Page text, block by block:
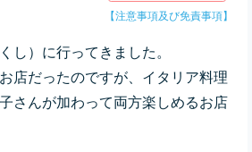
【注意事項及び免責事項】
し）に行ってきました。
店だったのですが、イタリア料理
さんが加わって両方楽しめるお店